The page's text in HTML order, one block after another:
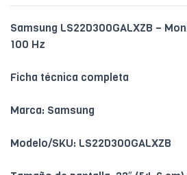
Samsung LS22D300GALXZB –
100 Hz
Ficha técnica completa
Marca: Samsung
Modelo/SKU: LS22D300GALXZB